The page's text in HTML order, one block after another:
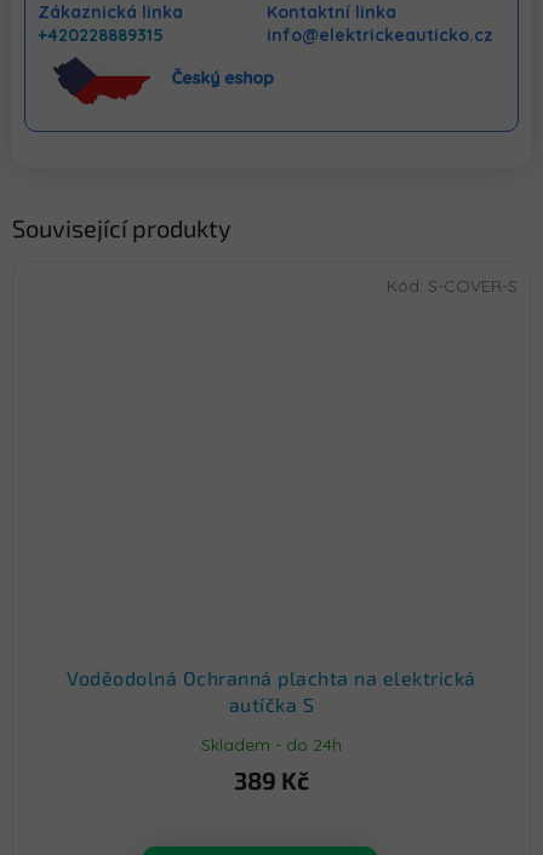
Zákaznická linka
+420228889315
Kontaktní linka
info@elektrickeauticko.cz
Související produkty
Voděodolná Ochranná plachta na elektrická
autíčka S
Skladem - do 24h
389 Kč
Kód: S-COVER-S